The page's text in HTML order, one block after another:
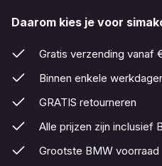
Daarom kies je voor
Gratis verzending vanaf
Binnen enkele
GRATIS retourneren
Alle prijzen zijn inclusief
Grootste BMW voorraad